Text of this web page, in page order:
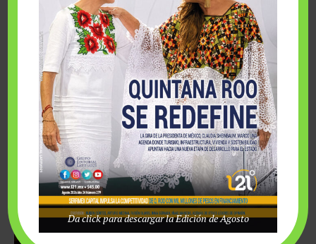
Fairmont Mayakoba y Make-A-Wish México unieron
esfuerzos para hacer realidad el deseo de una …
Da click para descargar la Edición de Agosto